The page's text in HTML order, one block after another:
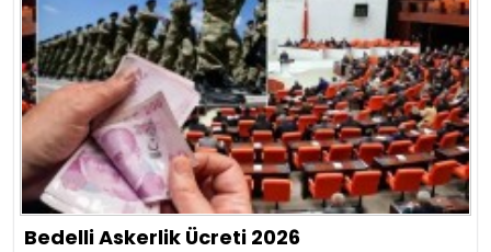
Bedelli Askerlik Ücreti 2026